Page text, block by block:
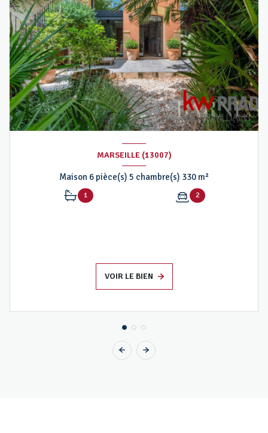
MARSEILLE (13007)
Maison 6 pièce(s) 5 chambre(s) 330 m²
1 2
VOIR LE BIEN